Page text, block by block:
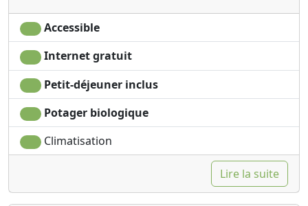
Accessible
Internet gratuit
Petit-déjeuner inclus
Potager biologique
Climatisation
Lire la suite